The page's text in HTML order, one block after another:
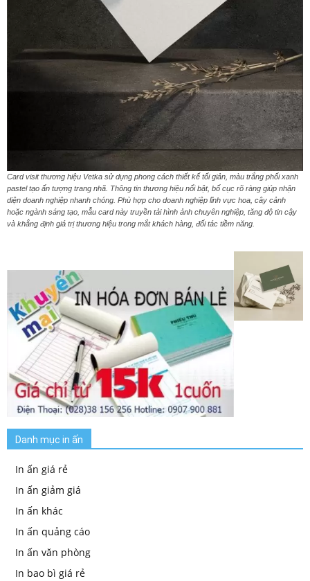
Card visit thương hiệu Vetka sử dụng phong cách thiết kế tối giản, màu trắng phối xanh
pastel tạo ấn tượng trang nhã. Thông tin thương hiệu nổi bật, bố cục rõ ràng giúp nhận
diện doanh nghiệp nhanh chóng. Phù hợp cho doanh nghiệp lĩnh vực hoa, cây cảnh
hoặc ngành sáng tạo, mẫu card này truyền tải hình ảnh chuyên nghiệp, tăng độ tin cậy
và khẳng định giá trị thương hiệu trong mắt khách hàng, đối tác tiềm năng.
Danh mục in ấn
In ấn giá rẻ
In ấn giảm giá
In ấn khác
In ấn quảng cáo
In ấn văn phòng
In bao bì giá rẻ